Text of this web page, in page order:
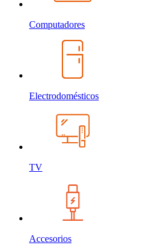
Computadores
Electrodomésticos
TV
Accesorios